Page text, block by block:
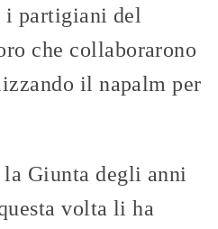
i partigiani del
che collaborarono
il napalm per
Giunta degli anni
volta li ha